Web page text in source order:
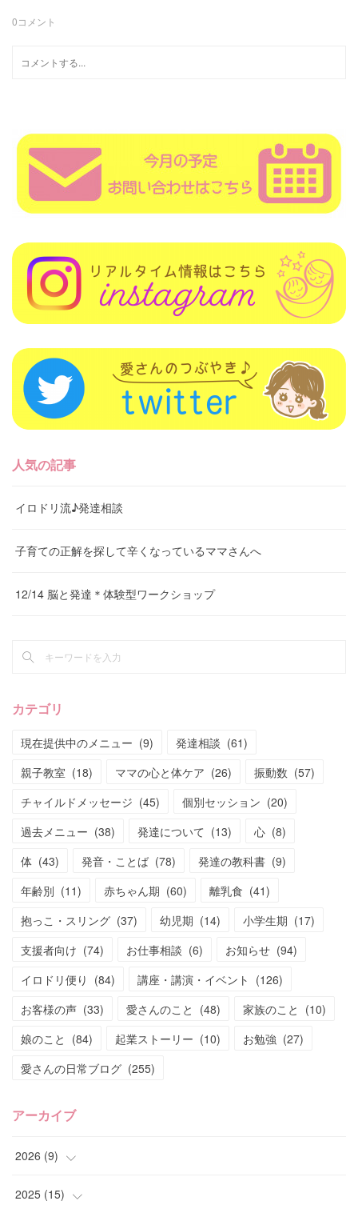
0コメント
人気の記事
イロドリ流♪発達相談
子育ての正解を探して辛くなっているママさんへ
12/14 脳と発達＊体験型ワークショップ
カテゴリ
現在提供中のメニュー (9) 発達相談 (61)
親子教室 (18) ママの心と体ケア (26) 振動数 (57)
チャイルドメッセージ (45) 個別セッション (20)
過去メニュー (38) 発達について (13) 心 (8)
体 (43) 発音・ことば (78) 発達の教科書 (9)
年齢別 (11) 赤ちゃん期 (60) 離乳食 (41)
抱っこ・スリング (37) 幼児期 (14) 小学生期 (17)
支援者向け (74) お仕事相談 (6) お知らせ (94)
イロドリ便り (84) 講座・講演・イベント (126)
お客様の声 (33) 愛さんのこと (48) 家族のこと (10)
娘のこと (84) 起業ストーリー (10) お勉強 (27)
愛さんの日常ブログ (255)
アーカイブ
2026 (9)
(4)
2025 (15)